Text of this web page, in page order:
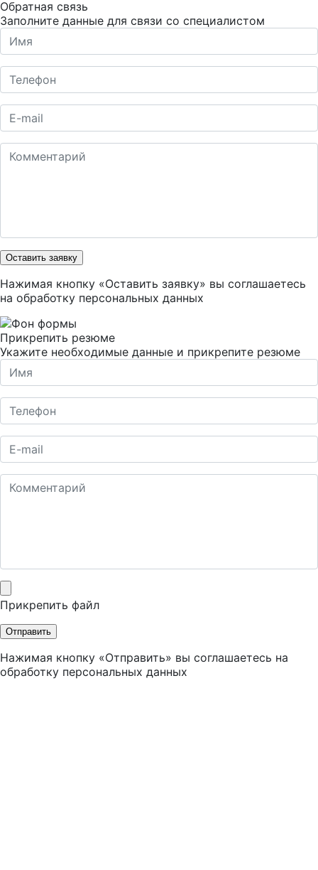
Обратная связь
Заполните данные для связи со специалистом
Оставить заявку
Нажимая кнопку «Оставить заявку» вы соглашаетесь
на обработку персональных данных
Прикрепить резюме
Укажите необходимые данные и прикрепите резюме
Прикрепить файл
Отправить
Нажимая кнопку «Отправить» вы соглашаетесь на
обработку персональных данных